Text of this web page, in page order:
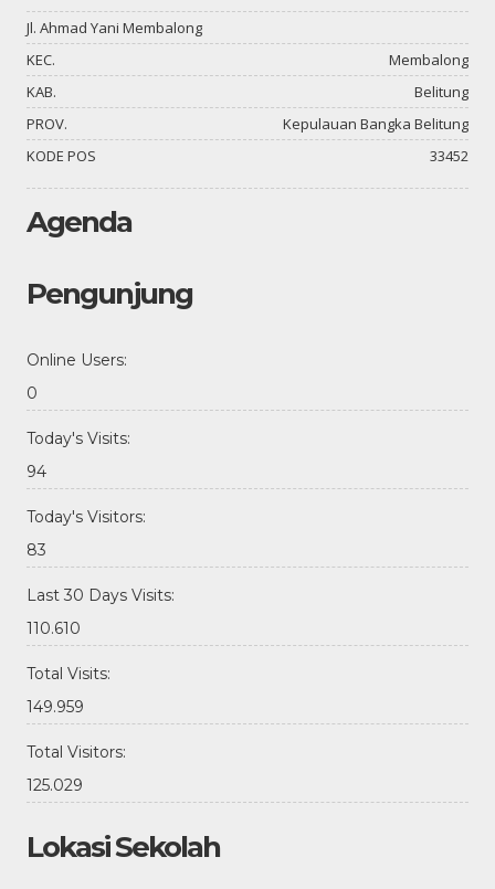
Jl. Ahmad Yani Membalong
KEC.
Membalong
KAB.
Belitung
PROV.
Kepulauan Bangka Belitung
KODE POS
33452
Agenda
Pengunjung
Online Users:
0
Today's Visits:
94
Today's Visitors:
83
Last 30 Days Visits:
110.610
Total Visits:
149.959
Total Visitors:
125.029
Lokasi Sekolah